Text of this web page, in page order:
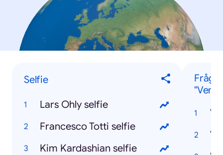
Selfie
Lars Ohly selfie
Francesco Totti selfie
Kim Kardashian selfie